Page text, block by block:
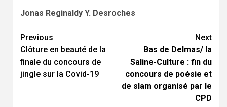
Jonas Reginaldy Y. Desroches
Continue
Reading
Previous
Clôture en beauté de la
finale du concours de
jingle sur la Covid-19
Next
Bas de Delmas/ la
Saline-Culture : fin du
concours de poésie et
de slam organisé par le
CPD